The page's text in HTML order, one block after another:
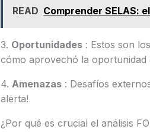
READ Comprender SELAS:
3. Oportunidades : Estos son
cómo aprovechó la oportunidad
4. Amenazas : Desafíos
alerta!
¿Por qué es crucial el análisis